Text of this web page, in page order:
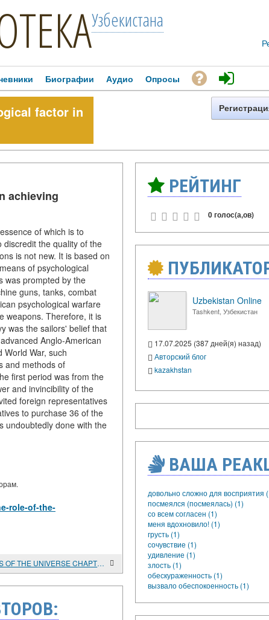
Узбекистана
Биографии Аудио Опросы
factor in
achieving
of which is to
the quality of the
is not new. It is based on
of psychological
was prompted by the
guns, tanks, combat
psychological warfare
weapons. Therefore, it is
was the sailors' belief that
Anglo-American
War, such
and methods of
first period was from the
and invincibility of the
foreign representatives
to purchase 36 of the
undoubtedly done with the
role-of-the-
ABOUT THE LAWS OF THE UNIVERSE CHAPTER 3. INFINITY AND INFINITY, FORMING A SINGLE WHOLE. ABOUT THE UNITY OF ENERGIES IN THE UNIVERSE AND THE CONTROL OF ALL THINGS.
РЕЙТИНГ
0 голос(а,ов)
Uzbekistan Online
Tashkent, Узбекистан
17.07.2025 (387 дней(я) назад)
Авторский блог
kazakhstan
ВАША
довольно сложно для восприятия
посмеялся (посмеялась) (1)
со всем согласен (1)
меня вдохновило! (1)
грусть (1)
сочувствие (1)
удивление (1)
злость (1)
обескураженность (1)
вызвало обеспокоенность (1)